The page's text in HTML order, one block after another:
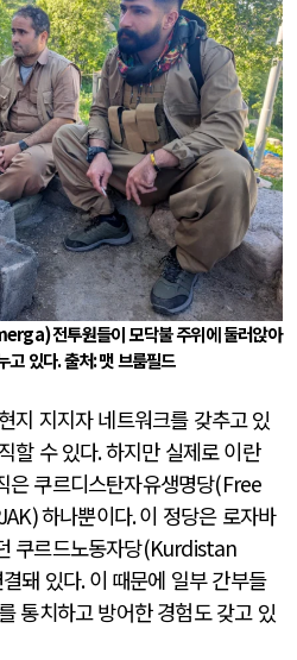
전투원들이 모닥불 주위에 둘러앉아
고 있다.출처:맷 브룸필드
지 지지자 네트워크를 갖추고 있
할 수 있다.하지만 실제로 이란
은 쿠르디스탄자유생명당(Free
하나뿐이다.이 정당은 로자바
쿠르드노동자당(Kurdistan
돼 있다.이 때문에 일부 간부들
통치하고 방어한 경험도 갖고 있